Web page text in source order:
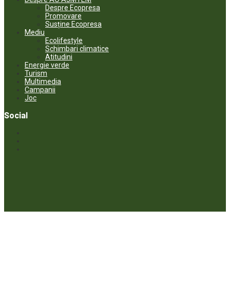
Despre Ecopresa
Promovare
Susține Ecopresa
Mediu
Ecolifestyle
Schimbari climatice
Atitudini
Energie verde
Turism
Multimedia
Campanii
Joc
Social